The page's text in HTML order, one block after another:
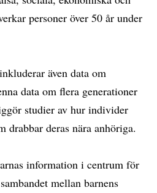
personer över 50 år under
även data om
data om flera generationer
studier av hur individer
drabbar deras nära anhöriga.
information i centrum för
mellan barnens